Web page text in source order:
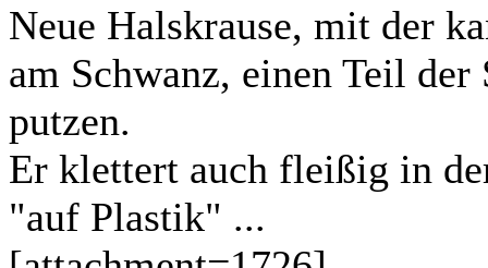
Neue Halskrause, mit der
am Schwanz, einen Teil
putzen.
Er klettert auch fleißig in
"auf Plastik" ...